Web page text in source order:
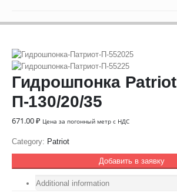
Гидрошпонка Patriot
П-130/20/35
671.00₽ Цена за погонный метр с НДС
Category: Patriot
Добавить в заявку
Additional information